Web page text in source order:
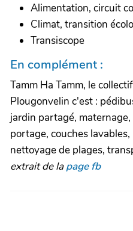
Alimentation, circuit
Climat, transition
Transiscope
En complément :
Tamm Ha Tamm, le
Plougonvelin c'est :
jardin partagé,
portage, couches
nettoyage de plages,
extrait de lapage fb